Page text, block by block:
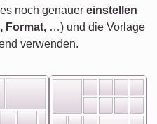
noch genauer einstellen
Format,…) und die Vorlage
verwenden.